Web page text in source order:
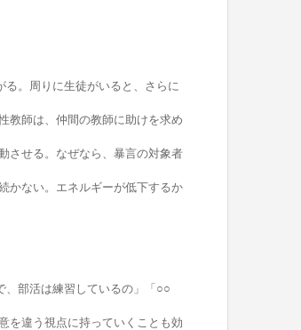
。周りに生徒がいると、さらに
教師は、仲間の教師に助けを求め
させる。なぜなら、暴言の対象者
かない。エネルギーが低下するか
、部活は練習しているの」「○○
を違う視点に持っていくことも効